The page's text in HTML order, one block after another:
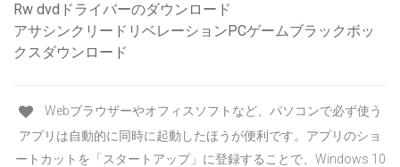
Rw dvdドライバーのダウンロード
アサシンクリードリベレーションPCゲームブラックボッ
クスダウンロード
Webブラウザーやオフィスソフトなど、パソコンで必ず使う
アプリは自動的に同時に起動したほうが便利です。アプリのショ
ートカットを「スタートアップ」に登録することで、Windows 10